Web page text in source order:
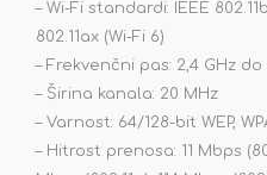
– Wi-Fi standardi: IEEE
802.11ax (Wi-Fi 6)
– Frekvenčni pas: 2,4 GHz do
– Širina kanala: 20 MHz
– Varnost: 64/128-bit WEP,
– Hitrost prenosa: 11 Mbps